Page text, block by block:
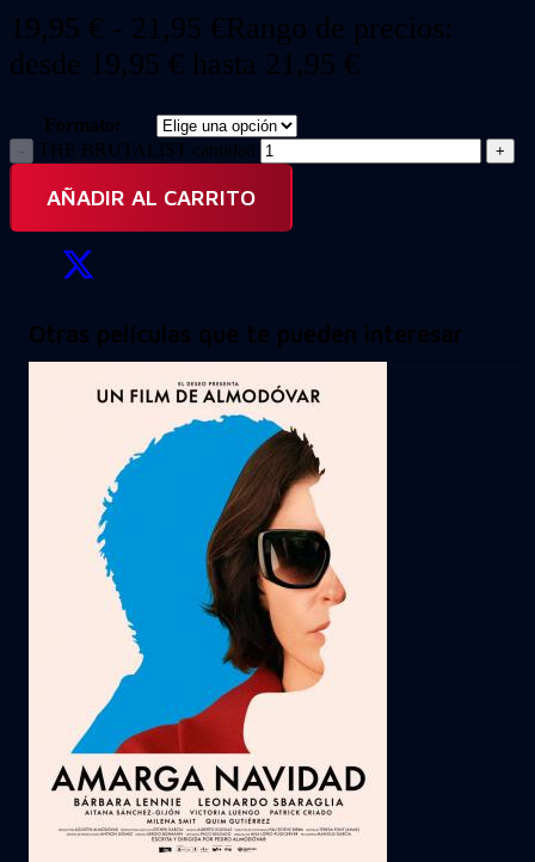
19,95 € - 21,95 €Rango de precios:
desde 19,95 € hasta 21,95 €
Formato:
THE BRUTALIST cantidad
AÑADIR AL CARRITO
Otras películas que te pueden interesar